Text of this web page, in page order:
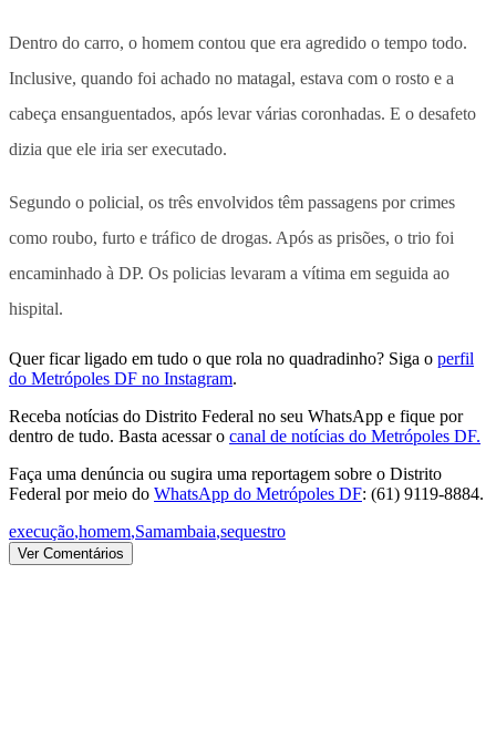
Dentro do carro, o homem contou que era agredido o tempo todo.
Inclusive, quando foi achado no matagal, estava com o rosto e a
cabeça ensanguentados, após levar várias coronhadas. E o desafeto
dizia que ele iria ser executado.
Segundo o policial, os três envolvidos têm passagens por crimes
como roubo, furto e tráfico de drogas. Após as prisões, o trio foi
encaminhado à DP. Os policias levaram a vítima em seguida ao
hispital.
Quer ficar ligado em tudo o que rola no quadradinho? Siga o perfil
do Metrópoles DF no Instagram.
Receba notícias do Distrito Federal no seu WhatsApp e fique por
dentro de tudo. Basta acessar o canal de notícias do Metrópoles DF.
Faça uma denúncia ou sugira uma reportagem sobre o Distrito
Federal por meio do WhatsApp do Metrópoles DF: (61) 9119-8884.
execução,homem,Samambaia,sequestro
Ver Comentários